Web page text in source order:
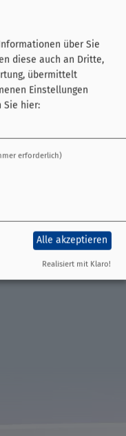
über Sie
diese auch an Dritte,
übermittelt
Einstellungen
Sie hier:
erforderlich)
Alle akzeptieren
Realisiert mit Klaro!